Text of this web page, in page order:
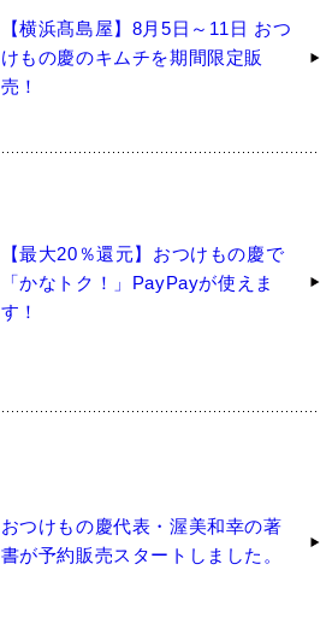
【横浜髙島屋】8月5日～11日 おつ
けもの慶のキムチを期間限定販
売！
【最大20％還元】おつけもの慶で
「かなトク！」PayPayが使えま
す！
おつけもの慶代表・渥美和幸の著
書が予約販売スタートしました。